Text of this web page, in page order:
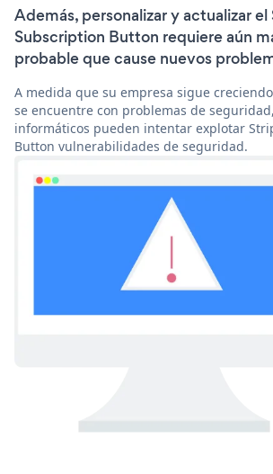
Además, personalizar y actualizar
Subscription Button requiere aún
probable que cause nuevos
A medida que su empresa sigue
se encuentre con problemas de
informáticos pueden intentar explotar
Button vulnerabilidades de seguridad.